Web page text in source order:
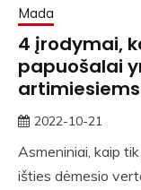
Mada
4 įrodymai,
papuošalai
artimiesiems
2022-10-21
Asmeniniai, kaip
išties dėmesio